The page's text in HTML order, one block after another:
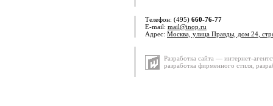
Телефон: (495) 660-76-77
E-mail: mail@inop.ru
Адрес: Москва, улица Правды, дом 24,
Разработка сайта — интернет-
разработка фирменного стиля